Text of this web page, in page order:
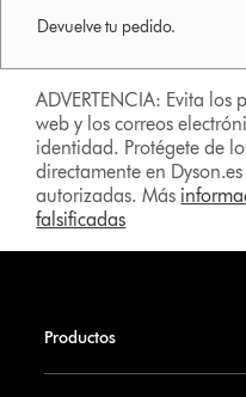
Devuelve tu pedido.
ADVERTENCIA: Evita los
web y los correos
identidad. Protégete de
directamente en
autorizadas. Más
falsificadas
Productos